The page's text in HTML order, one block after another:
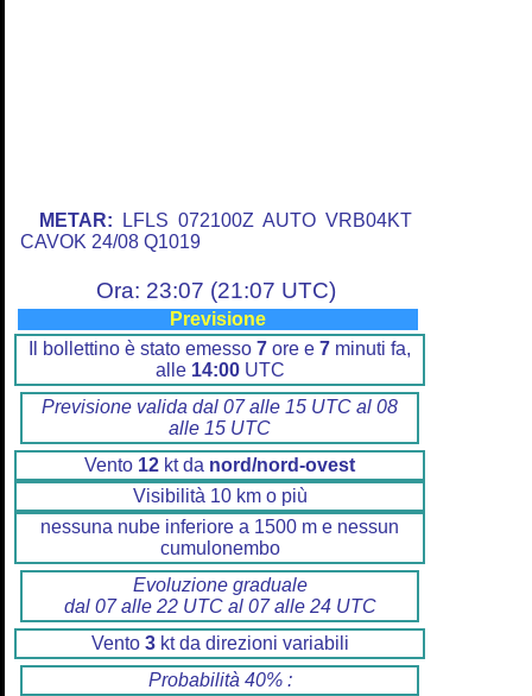
METAR: LFLS 072100Z AUTO VRB04KT
CAVOK 24/08 Q1019
Ora: 23:07 (21:07 UTC)
Previsione
Il bollettino è stato emesso 7 ore e 7 minuti fa,
alle 14:00UTC
Previsione valida dal 07 alle 15 UTC al 08
alle 15 UTC
Vento 12 kt da nord/nord-ovest
Visibilità 10 km o più
nessuna nube inferiore a 1500 m e nessun
cumulonembo
Evoluzione graduale
dal 07 alle 22 UTC al 07 alle 24 UTC
Vento 3kt da direzioni variabili
Probabilità 40% :